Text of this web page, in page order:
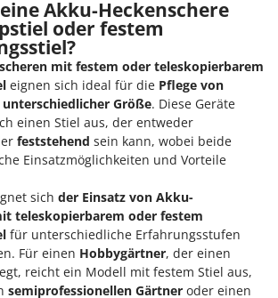
Akku-Heckenschere
oder festem
mit festem oder teleskopierbarem
eignen sich ideal für die Pflege von
Größe. Diese Geräte
einen Stiel aus, der entweder
feststehend sein kann, wobei beide
Einsatzmöglichkeiten und Vorteile
sich der Einsatz von Akku-
teleskopierbarem oder festem
für unterschiedliche Erfahrungsstufen
Für einen Hobbygärtner, der einen
reicht ein Modell mit festem Stiel aus,
semiprofessionellen Gärtner oder einen